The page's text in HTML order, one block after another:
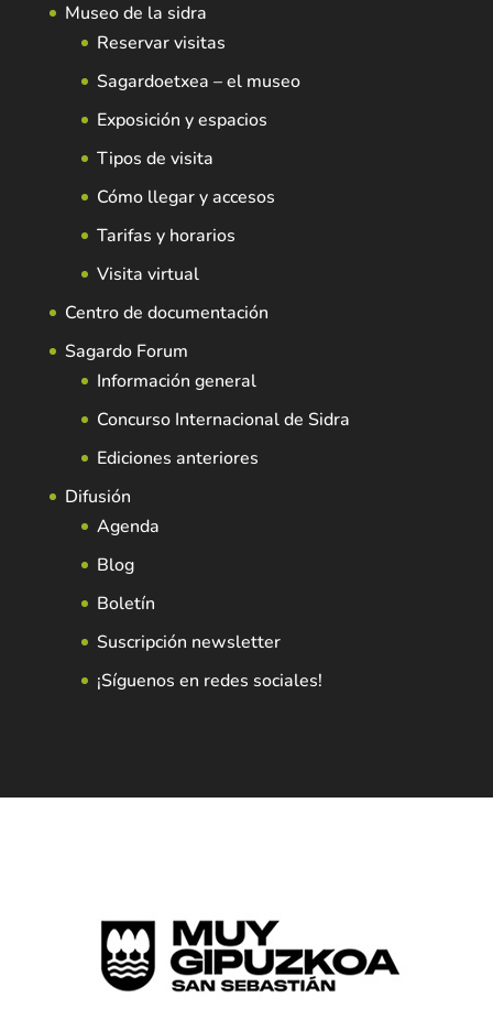
Museo de la sidra
Reservar visitas
Sagardoetxea – el museo
Exposición y espacios
Tipos de visita
Cómo llegar y accesos
Tarifas y horarios
Visita virtual
Centro de documentación
Sagardo Forum
Información general
Concurso Internacional de Sidra
Ediciones anteriores
Difusión
Agenda
Blog
Boletín
Suscripción newsletter
¡Síguenos en redes sociales!